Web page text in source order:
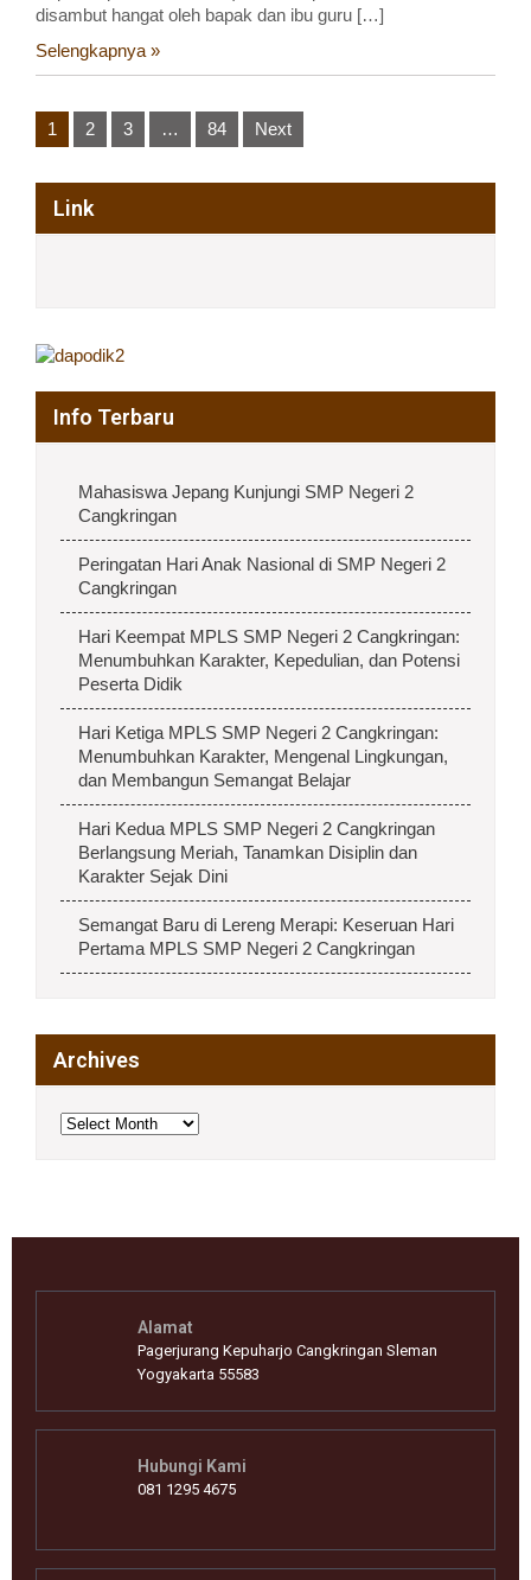
disambut hangat oleh bapak dan ibu guru […]
Selengkapnya »
Posts
pagination
1 2 3 … 84 Next
Link
Info Terbaru
Mahasiswa Jepang Kunjungi SMP Negeri 2
Cangkringan
Peringatan Hari Anak Nasional di SMP Negeri 2
Cangkringan
Hari Keempat MPLS SMP Negeri 2 Cangkringan:
Menumbuhkan Karakter, Kepedulian, dan Potensi
Peserta Didik
Hari Ketiga MPLS SMP Negeri 2 Cangkringan:
Menumbuhkan Karakter, Mengenal Lingkungan,
dan Membangun Semangat Belajar
Hari Kedua MPLS SMP Negeri 2 Cangkringan
Berlangsung Meriah, Tanamkan Disiplin dan
Karakter Sejak Dini
Semangat Baru di Lereng Merapi: Keseruan Hari
Pertama MPLS SMP Negeri 2 Cangkringan
Archives
Archives
Alamat
Pagerjurang Kepuharjo Cangkringan Sleman
Yogyakarta 55583
Hubungi Kami
081 1295 4675